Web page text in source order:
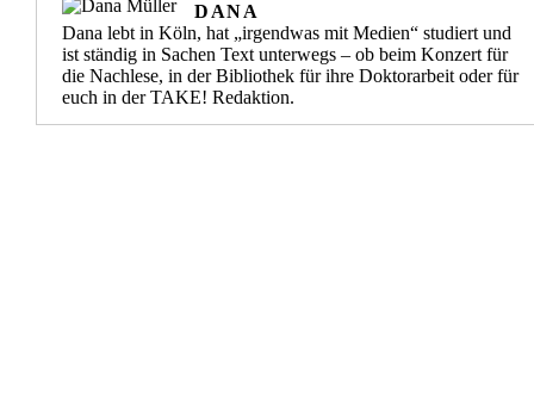
DANA
Dana lebt in Köln, hat „irgendwas mit Medien“ studiert und
ist ständig in Sachen Text unterwegs – ob beim Konzert für
die Nachlese, in der Bibliothek für ihre Doktorarbeit oder für
euch in der TAKE! Redaktion.